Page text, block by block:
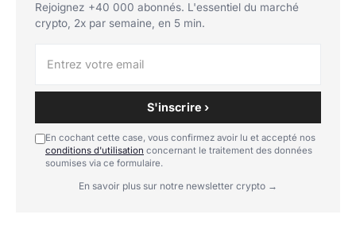
Rejoignez +40 000 abonnés. L'essentiel du marché
crypto, 2x par semaine, en 5 min.
S'inscrire ›
En cochant cette case, vous confirmez avoir lu et accepté nos
conditions d'utilisation concernant le traitement des données
soumises via ce formulaire.
En savoir plus sur notre newsletter crypto →